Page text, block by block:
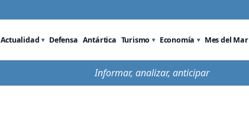
Actualidad Defensa Antártica Turismo Economía Mes del Mar
Informar, analizar, anticipar